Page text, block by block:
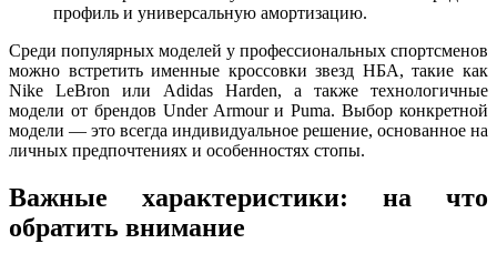
профиль и универсальную амортизацию.
Среди популярных моделей у профессиональных спортсменов
можно встретить именные кроссовки звезд НБА, такие как
Nike LeBron или Adidas Harden, а также технологичные
модели от брендов Under Armour и Puma. Выбор конкретной
модели — это всегда индивидуальное решение, основанное на
личных предпочтениях и особенностях стопы.
Важные характеристики: на что
обратить внимание